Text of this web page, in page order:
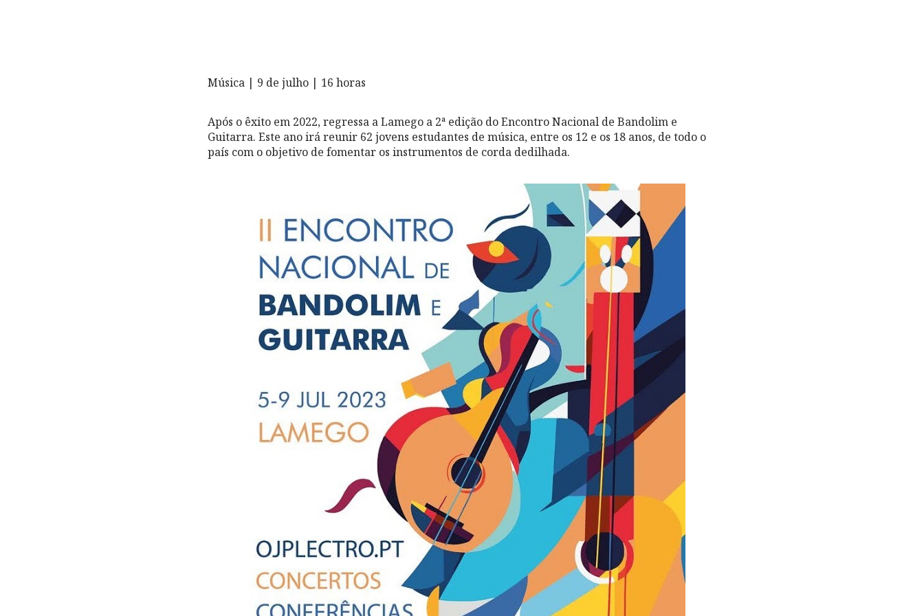
Música | 9 de julho | 16 horas
Após o êxito em 2022, regressa a Lamego a 2ª edição do Encontro Nacional de Bandolim e
Guitarra. Este ano irá reunir 62 jovens estudantes de música, entre os 12 e os 18 anos, de todo o
país com o objetivo de fomentar os instrumentos de corda dedilhada.